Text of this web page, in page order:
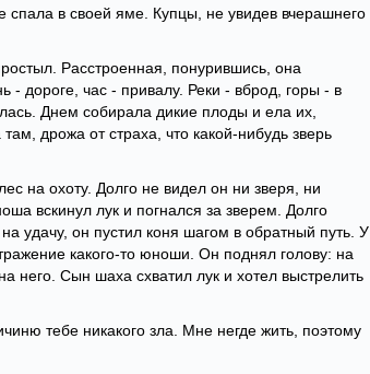
спала в своей яме. Купцы, не увидев вчерашнего
Расстроенная, понурившись, она
дороге, час - привалу. Реки - вброд, горы - в
Днем собирала дикие плоды и ела их,
дрожа от страха, что какой-нибудь зверь
на охоту. Долго не видел он ни зверя, ни
вскинул лук и погнался за зверем. Долго
удачу, он пустил коня шагом в обратный путь. У
какого-то юноши. Он поднял голову: на
него. Сын шаха схватил лук и хотел выстрелить
тебе никакого зла. Мне негде жить, поэтому